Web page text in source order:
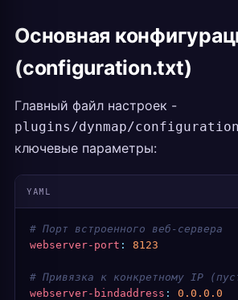
Основная
(configuration.txt)
Главный файл настроек -
plugins/dynmap/
ключевые параметры:
YAML
# Порт встроенного веб-сервера
webserver-port : 8123
# Привязка к конкретному IP
webserver-bindaddress : 0.0.0.0